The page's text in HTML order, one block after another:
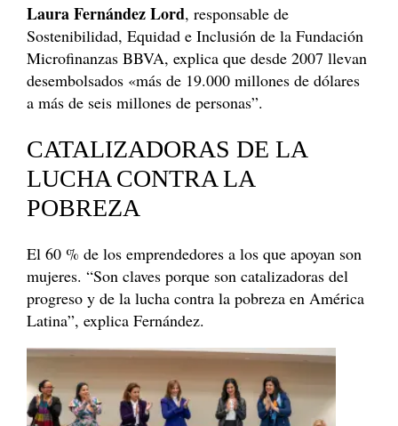
Laura Fernández Lord, responsable de
Sostenibilidad, Equidad e Inclusión de la Fundación
Microfinanzas BBVA, explica que desde 2007 llevan
desembolsados «más de 19.000 millones de dólares
a más de seis millones de personas”.
CATALIZADORAS DE LA
LUCHA CONTRA LA
POBREZA
El 60 % de los emprendedores a los que apoyan son
mujeres. “Son claves porque son catalizadoras del
progreso y de la lucha contra la pobreza en América
Latina”, explica Fernández.